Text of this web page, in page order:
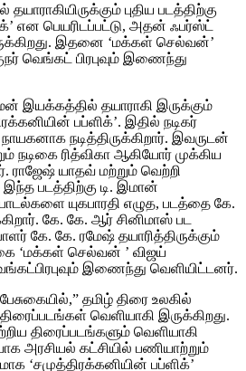
தயாராகியிருக்கும் புதிய படத்திற்கு
என பெயரிடப்பட்டு, அதன் ஃபர்ஸ்ட்
இதனை ‘மக்கள் செல்வன்’
வெங்கட் பிரபுவும் இணைந்து
இயக்கத்தில் தயாராகி இருக்கும்
பப்ளிக்’. இதில் நடிகர்
நடித்திருக்கிறார். இவருடன்
நடிகை ரித்விகா ஆகியோர் முக்கிய
ராஜேஷ் யாதவ் மற்றும் வெற்றி
இந்த படத்திற்கு டி. இமான்
யுகபாரதி எழுத, படத்தை கே.
கே. கே. ஆர் சினிமாஸ் பட
கே. கே. ரமேஷ் தயாரித்திருக்கும்
‘மக்கள் செல்வன் ’ விஜய்
இணைந்து வெளியிட்டனர்.
தமிழ் திரை உலகில்
வெளியாகி இருக்கிறது.
திரைப்படங்களும் வெளியாகி
அரசியல் கட்சியில் பணியாற்றும்
‘சமுத்திரக்கனியின் பப்ளிக்’